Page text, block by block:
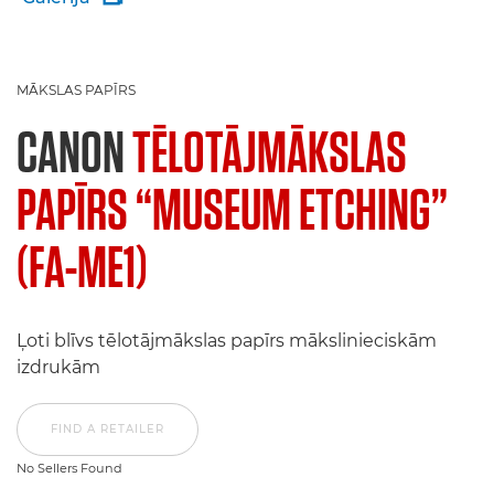
MĀKSLAS PAPĪRS
CANONTĒLOTĀJMĀKSLAS
PAPĪRS “MUSEUM ETCHING”
(FA-ME1)
Ļoti blīvs tēlotājmākslas papīrs mākslinieciskām
izdrukām
FIND A RETAILER
No Sellers Found